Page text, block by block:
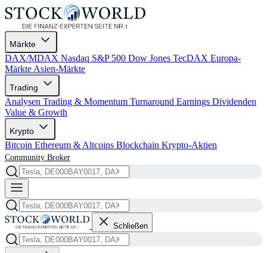
Märkte
DAX/MDAX Nasdaq S&P 500 Dow Jones TecDAX Europa-
Märkte Asien-Märkte
Trading
Analysen Trading & Momentum Turnaround Earnings Dividenden
Value & Growth
Krypto
Bitcoin Ethereum & Altcoins Blockchain Krypto-Aktien
Community Broker
Schließen